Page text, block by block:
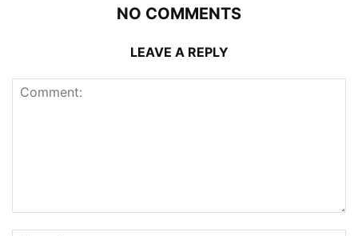
NO COMMENTS
LEAVE A REPLY